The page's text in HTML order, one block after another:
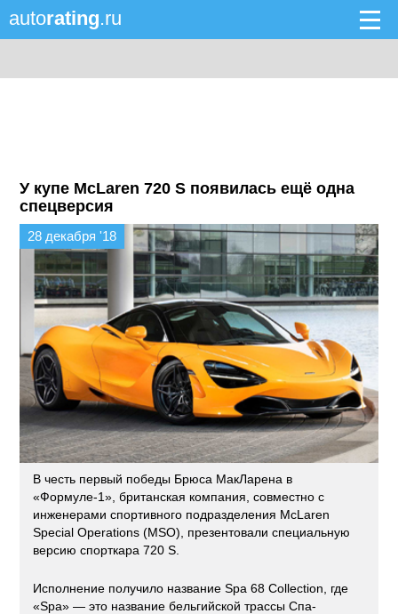
autorating.ru
У купе McLaren 720 S появилась ещё одна
спецверсия
28 декабря '18
В честь первый победы Брюса МакЛарена в
«Формуле-1», британская компания, совместно с
инженерами спортивного подразделения McLaren
Special Operations (MSO), презентовали специальную
версию спорткара 720 S.
Исполнение получило название Spa 68 Collection, где
«Spa» — это название бельгийской трассы Спа-